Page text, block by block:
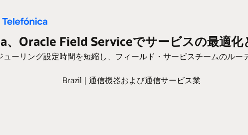
、Oracle Field Serviceでサービスの最適化
ーリング設定時間を短縮し、フィールド・サービスチームのルー
Brazil | 通信機器および通信サービス業